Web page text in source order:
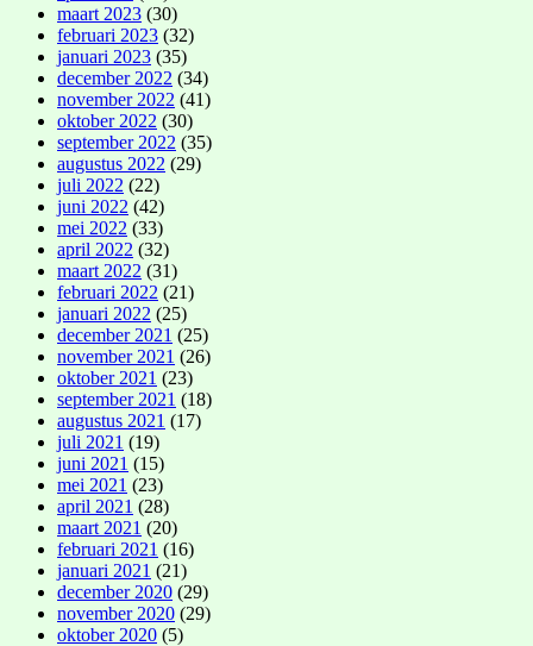
maart 2023 (30)
februari 2023 (32)
januari 2023 (35)
december 2022 (34)
november 2022 (41)
oktober 2022 (30)
september 2022 (35)
augustus 2022 (29)
juli 2022 (22)
juni 2022 (42)
mei 2022 (33)
april 2022 (32)
maart 2022 (31)
februari 2022 (21)
januari 2022 (25)
december 2021 (25)
november 2021 (26)
oktober 2021 (23)
september 2021 (18)
augustus 2021 (17)
juli 2021 (19)
juni 2021 (15)
mei 2021 (23)
april 2021 (28)
maart 2021 (20)
februari 2021 (16)
januari 2021 (21)
december 2020 (29)
november 2020 (29)
oktober 2020 (5)